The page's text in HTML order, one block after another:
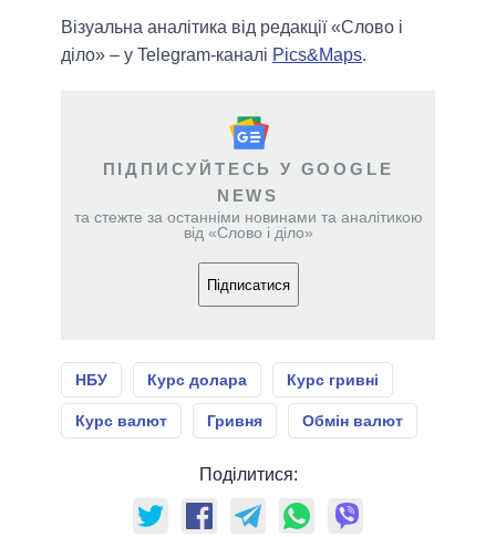
Візуальна аналітика від редакції «Слово і
діло» – у Telegram-каналі Pics&Maps.
ПІДПИСУЙТЕСЬ У GOOGLE
NEWS
та стежте за останніми новинами та аналітикою
від «Слово і діло»
Підписатися
НБУ Курс долара Курс гривні
Курс валют Гривня Обмін валют
Поділитися: